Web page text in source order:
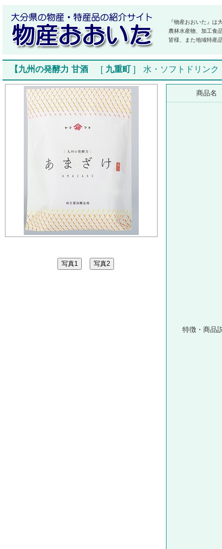
『物産おおいた』は
農林水産物、加工食
皆様、また地域特産
【九州の発酵力 甘酒 [ 九重町 ] 水・ソフトドリンク
商品名
特徴・商品